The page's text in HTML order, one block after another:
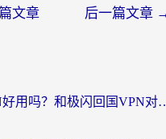
文章 后一篇文章
Malus VPN好用吗？和极闪回国VPN对比